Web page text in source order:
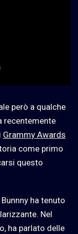
però a qualche
recentemente
Grammy Awards
come primo
questo
ha tenuto
Nel
ha parlato delle